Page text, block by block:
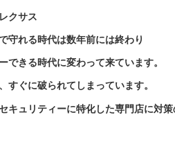
クサス
守れる時代は数年前には終わり
きる時代に変わって来ています。
ぐに破られてしまっています。
ュリティーに特化した専門店に対策